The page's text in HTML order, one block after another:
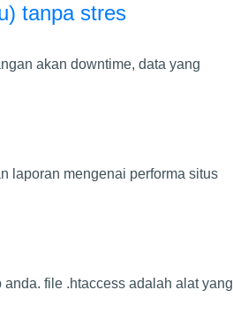
tanpa stres
akan downtime, data yang
laporan mengenai performa situs
file .htaccess adalah alat yang